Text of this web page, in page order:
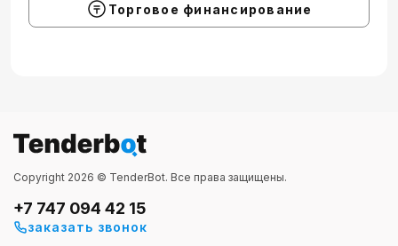
Торговое финансирование
Copyright 2026 © TenderBot. Все права защищены.
+7 747 094 42 15
заказать звонок